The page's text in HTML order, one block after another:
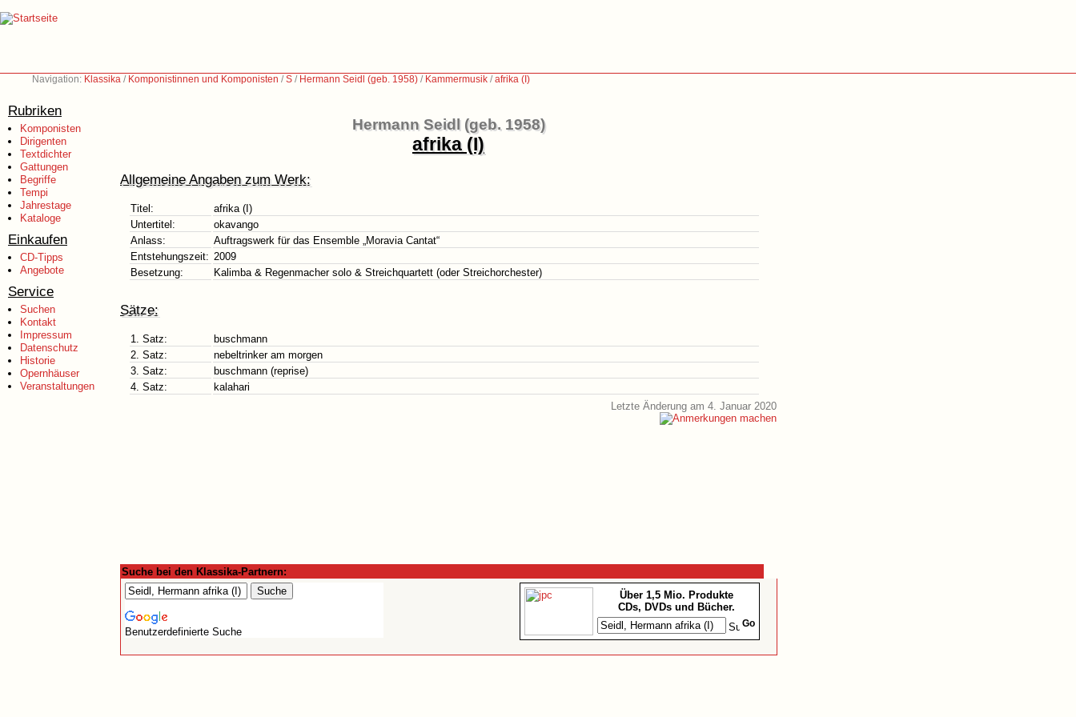
Navigation: Klassika / Komponistinnen und Komponisten /S / Hermann Seidl (geb. 1958) / Kammermusik /afrika (I)
Rubriken
Komponisten
Dirigenten
Textdichter
Gattungen
Begriffe
Tempi
Jahrestage
Kataloge
Einkaufen
CD-Tipps
Angebote
Service
Suchen
Kontakt
Impressum
Datenschutz
Historie
Opernhäuser
Veranstaltungen
Hermann Seidl (geb. 1958)
afrika (I)
Allgemeine Angaben zum Werk:
Titel:
afrika (I)
Untertitel:
okavango
Anlass:
Auftragswerk für das Ensemble „Moravia Cantat“
Entstehungszeit: 2009
Besetzung:
Kalimba & Regenmacher solo & Streichquartett (oder Streichorchester)
Sätze:
1. Satz:
buschmann
2. Satz:
nebeltrinker am morgen
3. Satz:
buschmann (reprise)
4. Satz:
kalahari
Letzte Änderung am 4. Januar 2020
Suche bei den Klassika-Partnern:
Benutzerdefinierte Suche
Über 1,5 Mio. Produkte
CDs, DVDs und Bücher.
Go